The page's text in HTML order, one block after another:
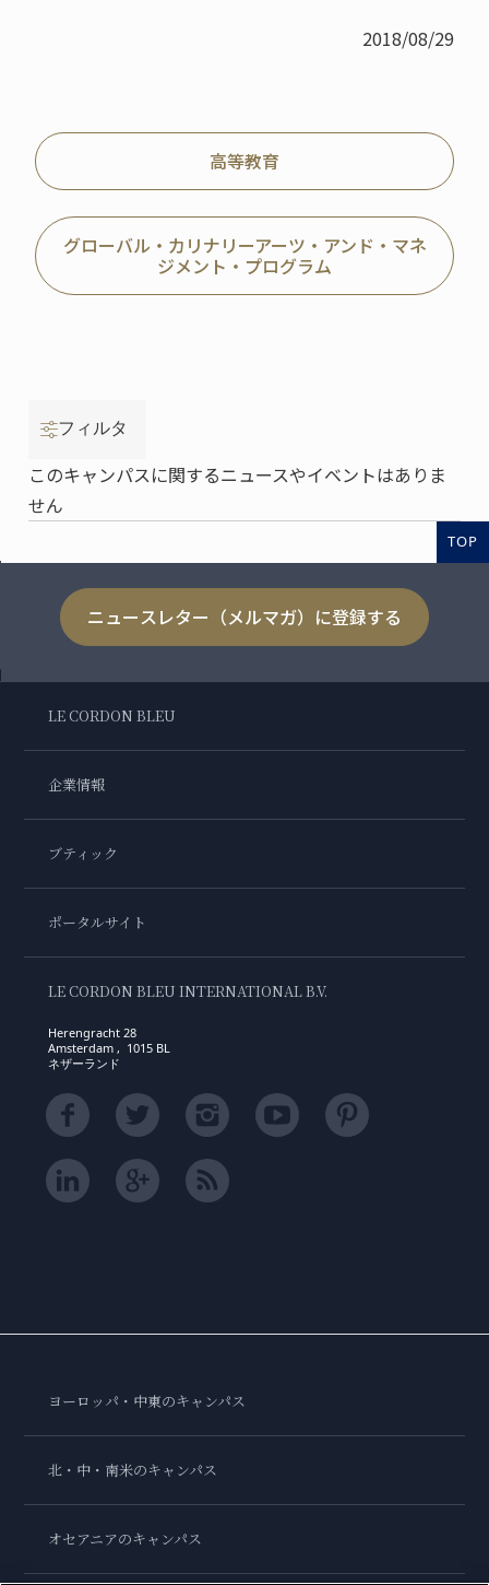
2018/08/29
高等教育
グローバル・カリナリーアーツ・アンド・マネ
ジメント・プログラム
フィルタ
このキャンパスに関するニュースやイベントはありま
せん
TOP
ニュースレター（メルマガ）に登録する
LE CORDON BLEU
企業情報
ブティック
ポータルサイト
LE CORDON BLEU INTERNATIONAL B.V.
Herengracht 28
Amsterdam , 1015 BL
ネザーランド
ヨーロッパ・中東のキャンパス
北・中・南米のキャンパス
オセアニアのキャンパス